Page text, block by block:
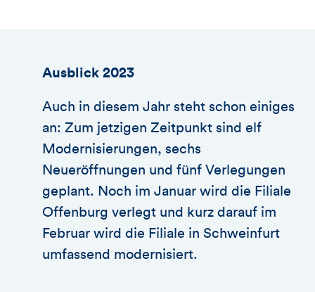
Ausblick 2023
Auch in diesem Jahr steht schon einiges
an: Zum jetzigen Zeitpunkt sind elf
Modernisierungen, sechs
Neueröffnungen und fünf Verlegungen
geplant. Noch im Januar wird die Filiale
Offenburg verlegt und kurz darauf im
Februar wird die Filiale in Schweinfurt
umfassend modernisiert.